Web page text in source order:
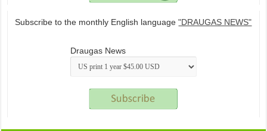
Subscribe to the monthly English language"DRAUGAS NEWS"
Draugas News